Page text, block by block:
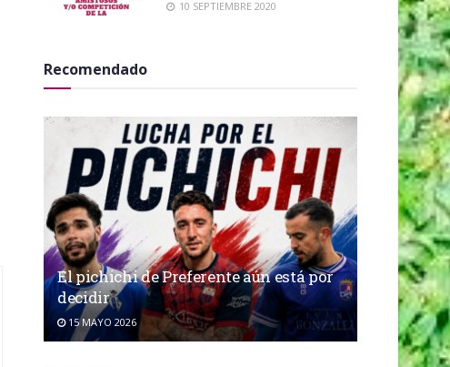
10 SEPTIEMBRE 2020
Recomendado
El pichichi de Preferente aún está por
decidir
15 MAYO 2026